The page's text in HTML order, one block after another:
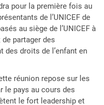
pour la première fois au
de l’UNICEF de
au siège de l’UNICEF à
partager des
des droits de l’enfant en
réunion repose sur les
le pays au cours des
le fort leadership et